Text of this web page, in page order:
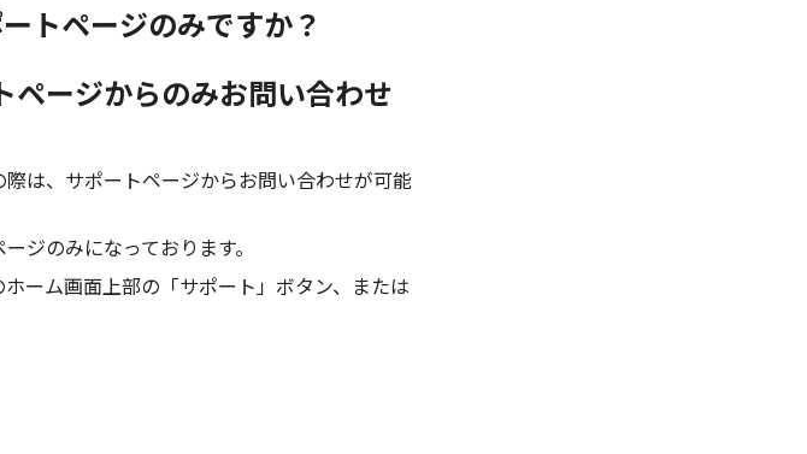
トページのみですか？
ページからのみお問い合わせ
は、サポートページからお問い合わせが可能
ジのみになっております。
ーム画面上部の「サポート」ボタン、または